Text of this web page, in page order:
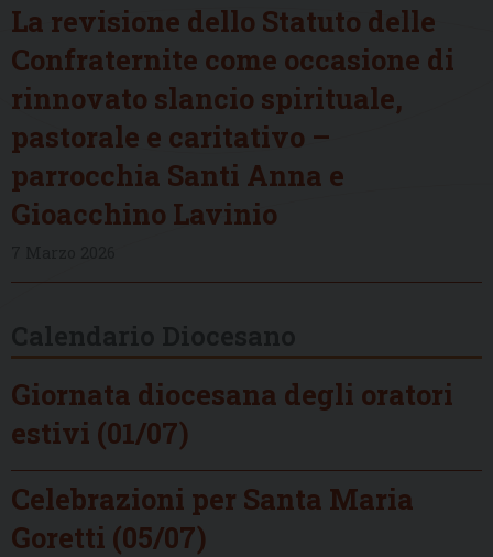
La revisione dello Statuto delle
Confraternite come occasione di
rinnovato slancio spirituale,
pastorale e caritativo –
parrocchia Santi Anna e
Gioacchino Lavinio
Giornata diocesana degli oratori
estivi (01/07)
Celebrazioni per Santa Maria
Goretti (05/07)